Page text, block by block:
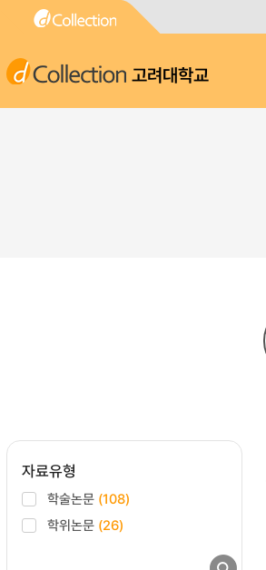
고려대학교
자료유형
학술논문 (108)
학위논문 (26)